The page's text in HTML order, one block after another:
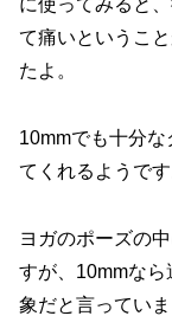
に使ってみると
て痛いというこ
たよ。
10mmでも十分な
てくれるようです
ヨガのポーズの
すが、10mmな
象だと言っていま